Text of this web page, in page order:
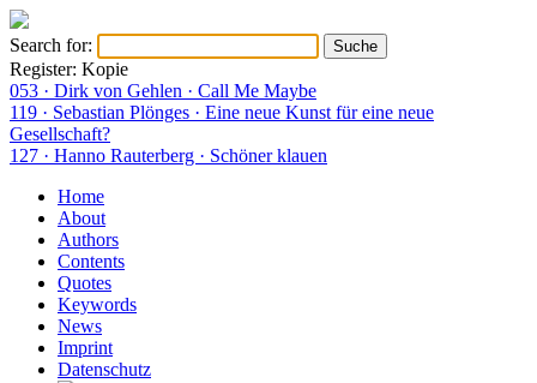
Search for:
Register: Kopie
053 · Dirk von Gehlen · Call Me Maybe
119 · Sebastian Plönges · Eine neue Kunst für eine neue
Gesellschaft?
127 · Hanno Rauterberg · Schöner klauen
Home
About
Authors
Contents
Quotes
Keywords
News
Imprint
Datenschutz